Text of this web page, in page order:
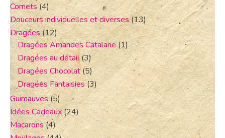
Cornets(4)
Douceurs individuelles et diverses (13)
Dragées(12)
Dragées Amandes Catalane(1)
Dragées au détail(3)
Dragées Chocolat(5)
Dragées Fantaisies (3)
Guimauves (5)
Idées Cadeaux(24)
Macarons(4)